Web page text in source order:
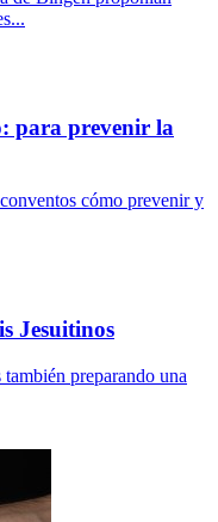
para prevenir la
cómo prevenir y
Jesuitinos
preparando una